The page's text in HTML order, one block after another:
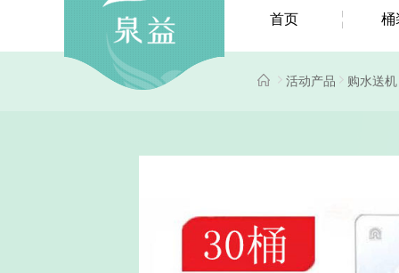
首页 桶
活动产品 购水送机